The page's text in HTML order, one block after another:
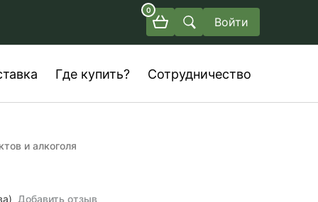
0
Войти
Где купить? Сотрудничество
и алкоголя
Добавить отзыв